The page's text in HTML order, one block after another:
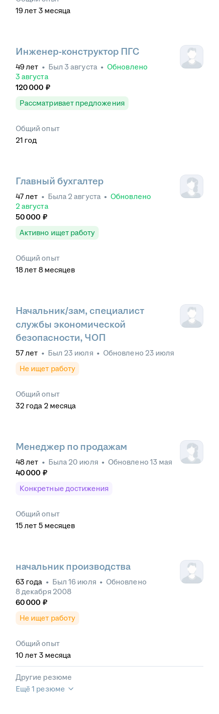
19лет 3 месяца
Инженер-конструктор ПГС
49лет • Был 3 августа • Обновлено
3 августа
120 000 ₽
Рассматривает предложения
Общий опыт
21 год
Главный бухгалтер
47лет • Была 2 августа • Обновлено
2 августа
50 000 ₽
Активно ищет работу
Общий опыт
18лет 8 месяцев
Начальник/зам, специалист
службы экономической
безопасности, ЧОП
57лет • Был 23 июля • Обновлено 23 июля
Не ищет работу
Общий опыт
32 года 2 месяца
Менеджер по продажам
48лет • Была 20 июля • Обновлено 13 мая
40 000 ₽
Конкретные достижения
Общий опыт
15 лет 5 месяцев
начальник производства
63 года • Был 16 июля • Обновлено
8 декабря 2008
60 000 ₽
Не ищет работу
Общий опыт
10 лет 3 месяца
Другие резюме
Ещё 1 резюме